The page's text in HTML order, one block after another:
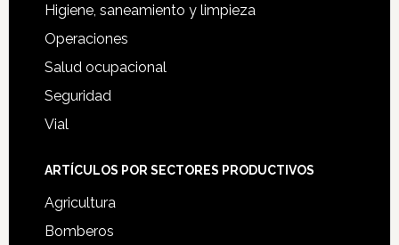
Higiene, saneamiento y limpieza
Operaciones
Salud ocupacional
Seguridad
Vial
ARTÍCULOS POR SECTORES PRODUCTIVOS
Agricultura
Bomberos